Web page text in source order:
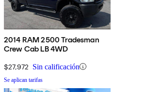
2014 RAM 2500 Tradesman
Crew Cab LB 4WD
$27,972 Sin calificación
Se aplican tarifas